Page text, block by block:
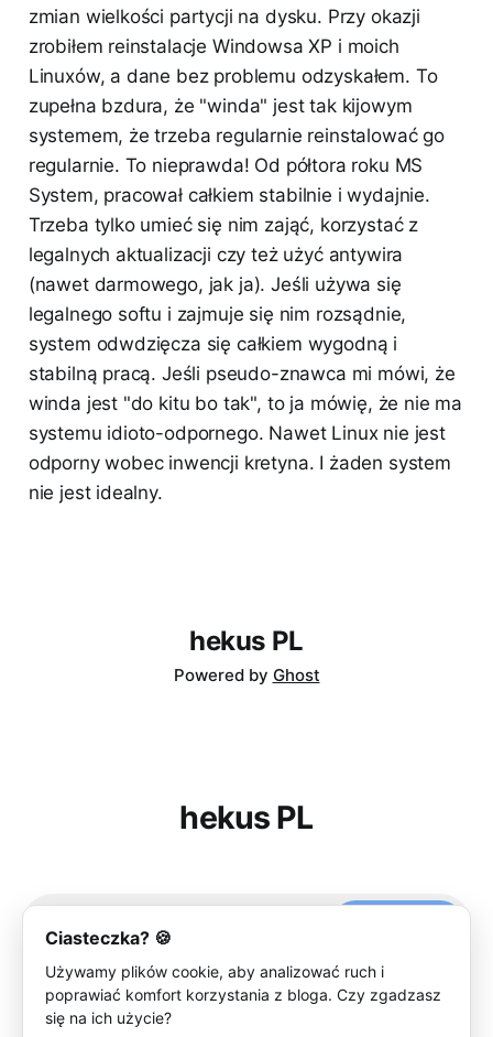
Ciasteczka? 🍪
Używamy plików cookie, aby analizować ruch i
poprawiać komfort korzystania z bloga. Czy zgadzasz
się na ich użycie?
zmian wielkości partycji na dysku. Przy okazji
zrobiłem reinstalacje Windowsa XP i moich
Linuxów, a dane bez problemu odzyskałem. To
zupełna bzdura, że "winda" jest tak kijowym
systemem, że trzeba regularnie reinstalować go
regularnie. To nieprawda! Od półtora roku MS
System, pracował całkiem stabilnie i wydajnie.
Trzeba tylko umieć się nim zająć, korzystać z
legalnych aktualizacji czy też użyć antywira
(nawet darmowego, jak ja). Jeśli używa się
legalnego softu i zajmuje się nim rozsądnie,
system odwdzięcza się całkiem wygodną i
stabilną pracą. Jeśli pseudo-znawca mi mówi, że
winda jest "do kitu bo tak", to ja mówię, że nie ma
systemu idioto-odpornego. Nawet Linux nie jest
odporny wobec inwencji kretyna. I żaden system
nie jest idealny.
hekus PL
Powered by Ghost
hekus PL